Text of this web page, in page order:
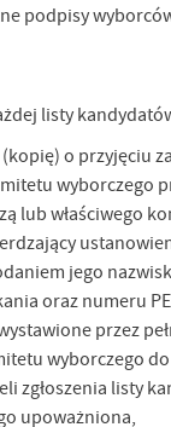
podpisy
listy
o przyjęciu
wyborczego
lub właściwego
jego
oraz numeru
przez
wyborczego do
zgłoszenia listy
upoważniona,